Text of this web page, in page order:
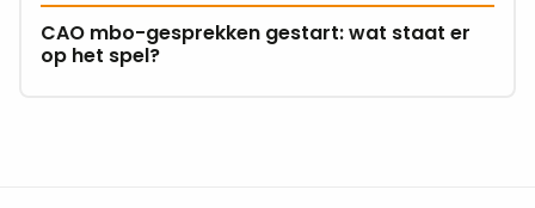
CAO mbo-gesprekken gestart: wat staat er
op het spel?
gestart:
wat
staat